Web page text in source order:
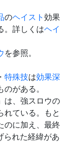
のヘイスト効果
。詳しくはヘイ
を参照。
・ 特殊技は効果深
がある。
は、強スロウの
れている。もと
のに加え、最終
られた経緯があ